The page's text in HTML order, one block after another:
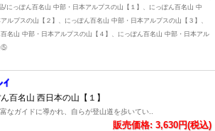
/にっぽん百名山 中部・日本アルプスの山【１】、にっぽん百名山 中
ルプスの山【２】、にっぽん百名山 中部・日本アルプスの山【３】、
百名山 中部・日本アルプスの山【４】、にっぽん百名山 中部・日本アル
⑤
百名山 西日本の山【１】
なガイドに導かれ、自らが登山道を歩いてい..
販売価格: 3,630円(税込)